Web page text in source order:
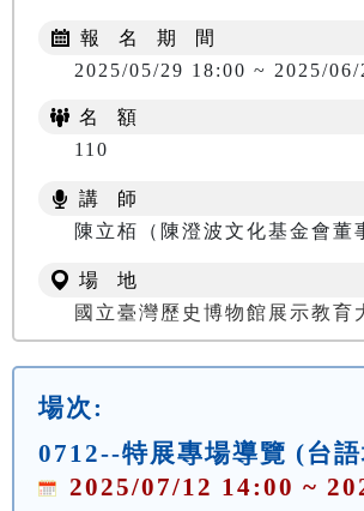
報 名 期 間
2025/05/29 18:00 ~ 2025/06/
名 額
110
講 師
陳立栢（陳澄波文化基金會董
場 地
國立臺灣歷史博物館展示教育
場次:
0712--特展專場導覽 (台
2025/07/12 14:00 ~